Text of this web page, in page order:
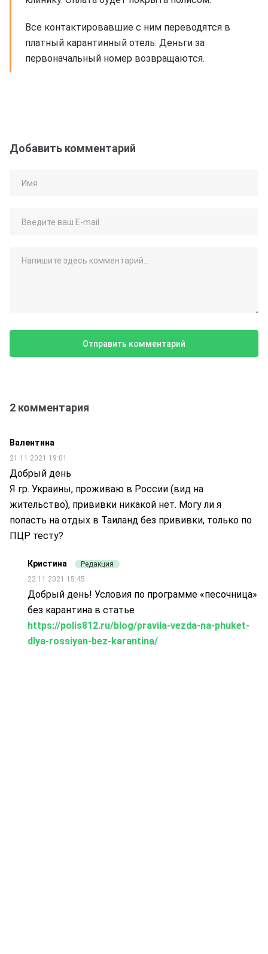
Все контактировавшие с ним переводятся в
платный карантинный отель. Деньги за
первоначальный номер возвращаются.
Добавить комментарий
2 комментария
Валентина
21.11.2021 19:01
Добрый день
Я гр. Украины, проживаю в России (вид на
жительство), прививки никакой нет. Могу ли я
попасть на отдых в Таиланд без прививки, только по
ПЦР тесту?
Кристина
Редакция
22.11.2021 15:45
Добрый день! Условия по программе «песочница»
без карантина в статье
https://polis812.ru/blog/pravila-vezda-na-phuket-
dlya-rossiyan-bez-karantina/